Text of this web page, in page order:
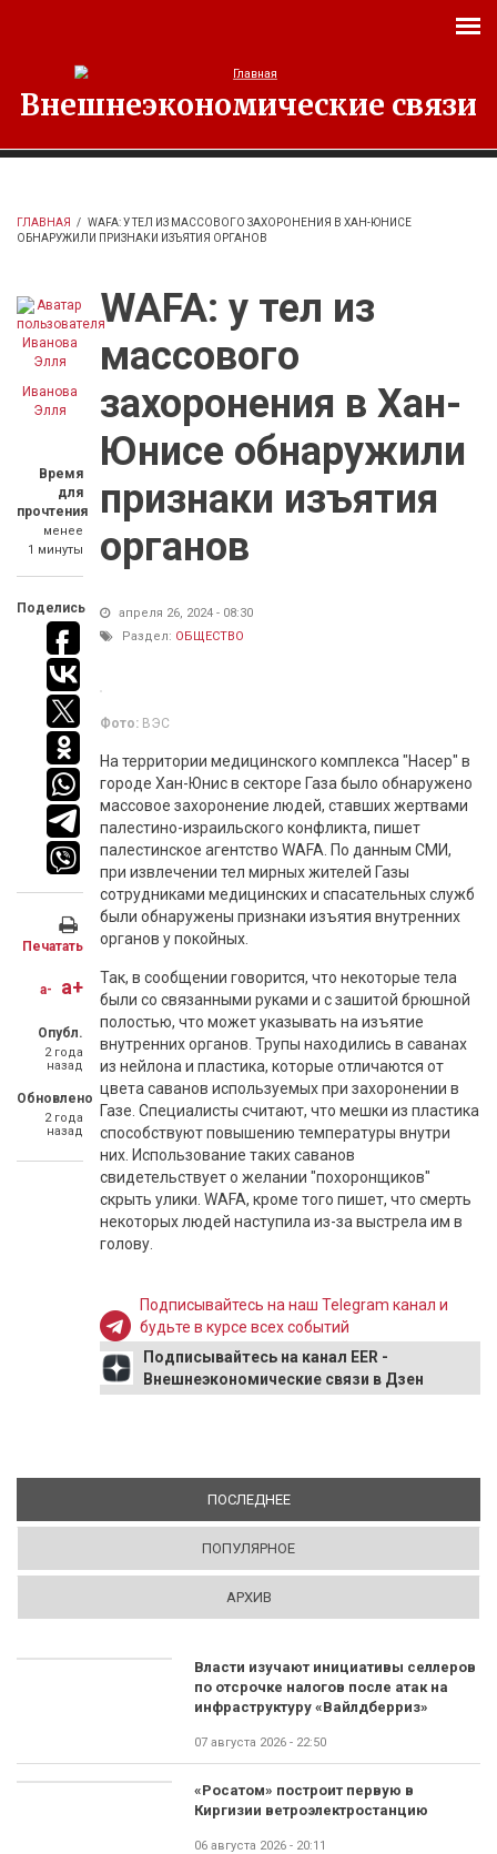
Внешнеэкономические связи
ГЛАВНАЯ / WAFA: У ТЕЛ ИЗ МАССОВОГО ЗАХОРОНЕНИЯ В ХАН-ЮНИСЕ
ОБНАРУЖИЛИ ПРИЗНАКИ ИЗЪЯТИЯ ОРГАНОВ
Иванова
Элля
Время
для
прочтения
менее
1 минуты
Поделись
Печатать
a- a+
Опубл.
2 года
назад
Обновлено
2 года
назад
WAFA: у тел из
массового
захоронения в Хан-
Юнисе обнаружили
признаки изъятия
органов
апреля 26, 2024 - 08:30
Раздел: ОБЩЕСТВО
Фото: ВЭС
На территории медицинского комплекса "Насер" в
городе Хан-Юнис в секторе Газа было обнаружено
массовое захоронение людей, ставших жертвами
палестино-израильского конфликта, пишет
палестинское агентство WAFA. По данным СМИ,
при извлечении тел мирных жителей Газы
сотрудниками медицинских и спасательных служб
были обнаружены признаки изъятия внутренних
органов у покойных.
Так, в сообщении говорится, что некоторые тела
были со связанными руками и с зашитой брюшной
полостью, что может указывать на изъятие
внутренних органов. Трупы находились в саванах
из нейлона и пластика, которые отличаются от
цвета саванов используемых при захоронении в
Газе. Специалисты считают, что мешки из пластика
способствуют повышению температуры внутри
них. Использование таких саванов
свидетельствует о желании "похоронщиков"
скрыть улики. WAFA, кроме того пишет, что смерть
некоторых людей наступила из-за выстрела им в
голову.
Подписывайтесь на наш Telegram канал и
будьте в курсе всех событий
Подписывайтесь на канал EER -
Внешнеэкономические связи в Дзен
ПОСЛЕДНЕЕ(АКТИВНАЯ ВКЛАДКА)
ПОПУЛЯРНОЕ
АРХИВ
Власти изучают инициативы селлеров
по отсрочке налогов после атак на
инфраструктуру «Вайлдберриз»
07 августа 2026 - 22:50
«Росатом» построит первую в
Киргизии ветроэлектростанцию
06 августа 2026 - 20:11